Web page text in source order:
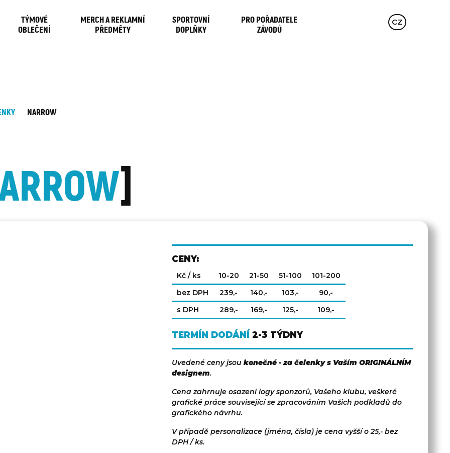
TÝMOVÉ
OBLEČENÍ
MERCH A REKLAMNÍ
PŘEDMĚTY
SPORTOVNÍ
DOPLŇKY
PRO POŘADATELE
ZÁVODŮ
EN DE
CZ
NARROW
CENY:
Kč / ks 10-20 21-50 51-100
101-200
bez DPH
239,- 140,- 103,-
90,-
s DPH
289,- 169,- 125,- 109,-
TERMÍN DODÁNÍ 2-3 TÝDNY
Uvedené ceny jsou konečné - za čelenky s Vaším ORIGINÁLNÍM
designem.
Cena zahrnuje osazení logy sponzorů, Vašeho klubu, veškeré
grafické práce související se zpracováním Vašich podkladů do
grafického návrhu.
V případě personalizace (jména, čísla) je cena vyšší o 25,- bez
DPH / ks.